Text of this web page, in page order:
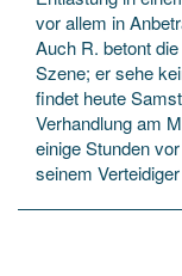
vor allem in
Auch R. betont
Szene; er sehe
findet heute
Verhandlung am
einige Stunden
seinem